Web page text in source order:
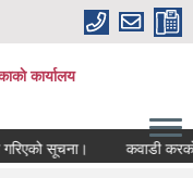
कार्यालय
सूचना। कवाडी करको